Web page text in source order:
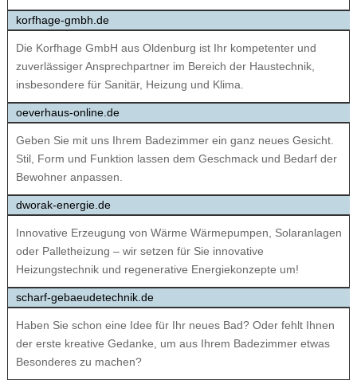
korfhage-gmbh.de
Die Korfhage GmbH aus Oldenburg ist Ihr kompetenter und
zuverlässiger Ansprechpartner im Bereich der Haustechnik,
insbesondere für Sanitär, Heizung und Klima.
oeverhaus-online.de
Geben Sie mit uns Ihrem Badezimmer ein ganz neues Gesicht.
Stil, Form und Funktion lassen dem Geschmack und Bedarf der
Bewohner anpassen.
dworak-energie.de
Innovative Erzeugung von Wärme Wärmepumpen, Solaranlagen
oder Palletheizung – wir setzen für Sie innovative
Heizungstechnik und regenerative Energiekonzepte um!
scharf-gebaeudetechnik.de
Haben Sie schon eine Idee für Ihr neues Bad? Oder fehlt Ihnen
der erste kreative Gedanke, um aus Ihrem Badezimmer etwas
Besonderes zu machen?